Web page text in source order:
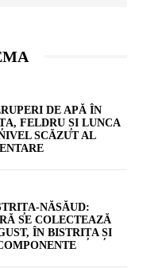
DE APĂ ÎN
FELDRU ȘI LUNCA
SCĂZUT AL
NĂSĂUD:
SE COLECTEAZĂ
ÎN BISTRIȚA ȘI